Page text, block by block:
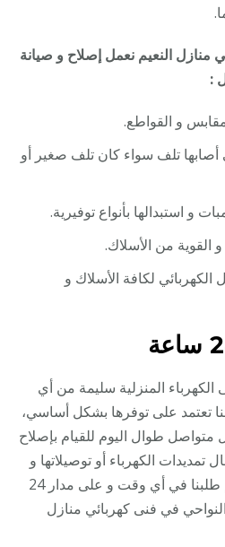
منازل النعيم نعمل إصلاح و صيانة
:
و القواطع.
أصابها تلف سواء كان تلف صغير أو
و استبدالها بأنواع توفيرية.
و القوية من الأسلاك.
الكهربائي لكافة الأسلاك و
المنزلية سليمة من أي
تعتمد على توفرها بشكل أساسي،
طوال اليوم للقيام بإصلاح
الكهرباء أو توصيلاتها و
في أي ساعة كانت، بإمكانكم طلبنا في أي وقت و على مدار 24
في فنى كهربائي منازل